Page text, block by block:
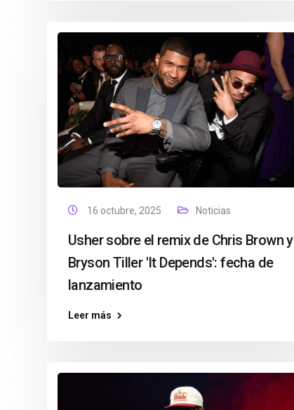
16 octubre, 2025 Noticias
Usher sobre el remix de Chris Brown y
Bryson Tiller 'It Depends': fecha de
lanzamiento
Leer más